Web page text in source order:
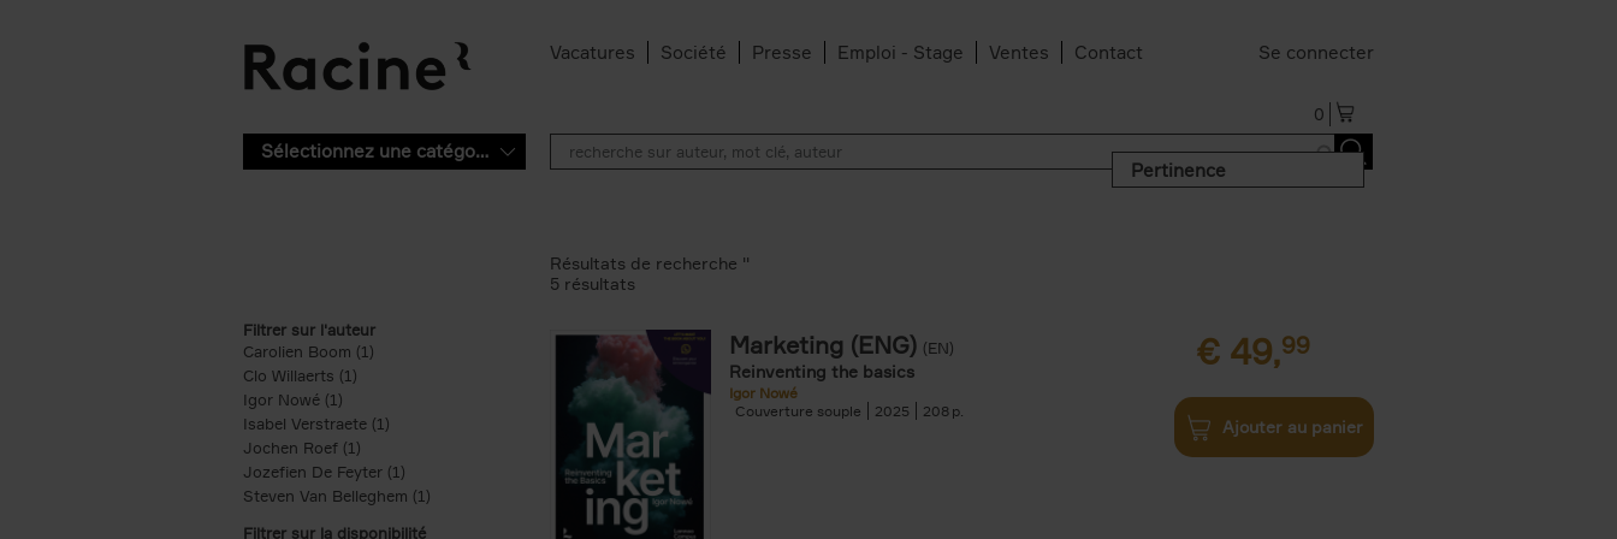
Vacatures Société Presse Emploi - Stage Ventes Contact Se connecter
0
Sélectionnez une catégorie
Pertinence
Filtrer sur l'auteur
Carolien Boom (1)
Clo Willaerts (1)
Igor Nowé (1)
Isabel Verstraete (1) Apply Isabel Verstraete filter
Jochen Roef (1)
Jozefien De Feyter (1) Apply Jozefien De Feyter filter
Steven Van Belleghem (1) Apply Steven Van Belleghem filter
Filtrer sur la disponibilité
Résultats de recherche ''
5 résultats
Marketing (ENG) (EN)
Reinventing the basics
Igor Nowé
Couverture souple
2025 208
€ 49,99
Ajouter au panier